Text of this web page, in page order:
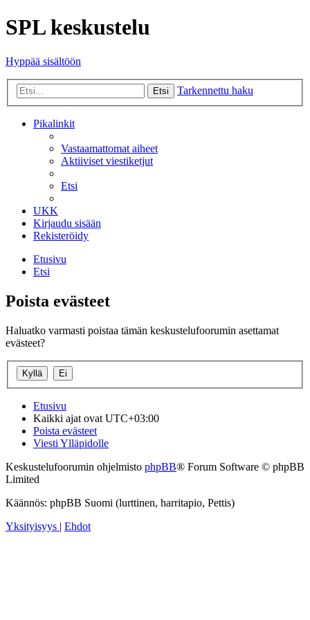
SPL keskustelu
Hyppää sisältöön
Etsi Tarkennettu haku
Pikalinkit
Vastaamattomat aiheet
Aktiiviset viestiketjut
Etsi
UKK
Kirjaudu sisään
Rekisteröidy
Etusivu
Etsi
Poista evästeet
Haluatko varmasti poistaa tämän keskustelufoorumin asettamat
evästeet?
Etusivu
Kaikki ajat ovat UTC+03:00
Poista evästeet
Viesti Ylläpidolle
Keskustelufoorumin ohjelmisto phpBB® Forum Software © phpBB
Limited
Käännös: phpBB Suomi (lurttinen, harritapio, Pettis)
Yksityisyys | Ehdot